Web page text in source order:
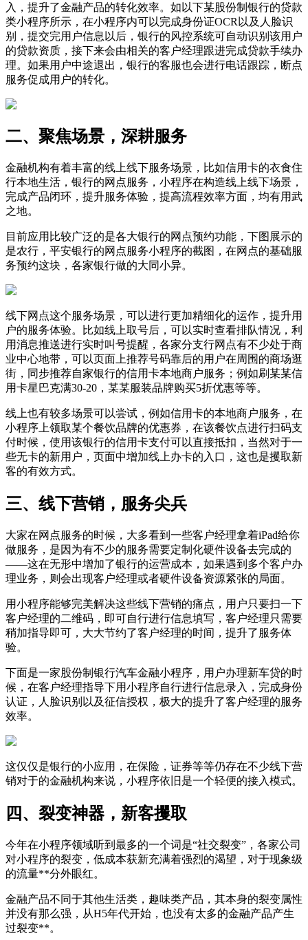
入，提升了金融产品的转化效率。如以下某股份制银行的贷款
类小程序所示，在小程序内可以完成身份证OCR以及人脸识
别，提交完用户信息以后，银行的风控系统可自动识别该用户
的贷款资质，接下来会由相关的客户经理跟进完成贷款手续办
理。如果用户中途退出，银行的客服也会进行电话跟踪，断点
服务促成用户的转化。
二、聚焦场景，深耕服务
金融机构有着丰富的线上线下服务场景，比如信用卡的衣食住
行本地生活，银行的网点服务，小程序在构造线上线下场景，
完成产品闭环，提升服务体验，提高流程效率方面，均有用武
之地。
目前应用比较广泛的是各大银行的网点预约功能，下图展示的
是农行，平安银行的网点服务小程序的截图，在网点的基础服
务预约这块，各家银行做的大同小异。
线下网点这个服务场景，可以进行更加精细化的运作，提升用
户的服务体验。比如线上取号后，可以实时查看排队情况，利
用消息推送进行实时叫号提醒，各家分支行网点有不少处于商
业中心地带，可以页面上推荐号码靠后的用户在周围的商场逛
街，同步推荐自家银行的信用卡本地商户服务；例如刷某某信
用卡星巴克满30-20，某某服装品牌购买5折优惠等等。
线上也有较多场景可以尝试，例如信用卡的本地商户服务，在
小程序上领取某个餐饮品牌的优惠券，在该餐饮点进行扫码支
付时候，使用该银行的信用卡支付可以直接抵扣，当然对于一
些无卡的新用户，页面中增加线上办卡的入口，这也是攫取新
客的有效方式。
三、线下营销，服务尖兵
大家在网点服务的时候，大多看到一些客户经理拿着iPad给你
做服务，是因为有不少的服务需要定制化硬件设备去完成的
——这在无形中增加了银行的运营成本，如果遇到多个客户办
理业务，则会出现客户经理或者硬件设备资源紧张的局面。
用小程序能够完美解决这些线下营销的痛点，用户只要扫一下
客户经理的二维码，即可自行进行信息填写，客户经理只需要
稍加指导即可，大大节约了客户经理的时间，提升了服务体
验。
下面是一家股份制银行汽车金融小程序，用户办理新车贷的时
候，在客户经理指导下用小程序自行进行信息录入，完成身份
认证，人脸识别以及征信授权，极大的提升了客户经理的服务
效率。
这仅仅是银行的小应用，在保险，证券等等仍存在不少线下营
销对于的金融机构来说，小程序依旧是一个轻便的接入模式。
四、裂变神器，新客攫取
今年在小程序领域听到最多的一个词是“社交裂变”，各家公司
对小程序的裂变，低成本获新充满着强烈的渴望，对于现象级
的流量**分外眼红。
金融产品不同于其他生活类，趣味类产品，其本身的裂变属性
并没有那么强，从H5年代开始，也没有太多的金融产品产生
过裂变**。